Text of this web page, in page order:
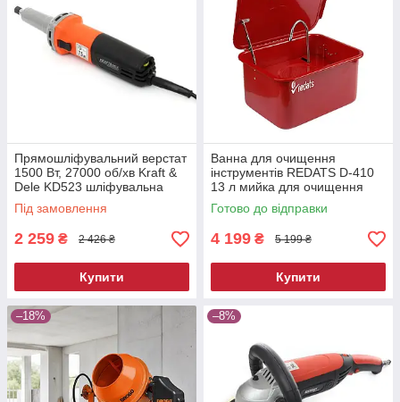
Прямошліфувальний верстат
1500 Вт, 27000 об/хв Kraft &
Dele KD523 шліфувальна
машина пряма
Під замовлення
2 259 ₴ 2 426 ₴
Купити
Ванна для очищення
інструментів REDATS D-410
13 л мийка для очищення
деталей мийна ванна для
майстерні
Готово до відправки
4 199 ₴ 5 199 ₴
Купити
–18% –8%